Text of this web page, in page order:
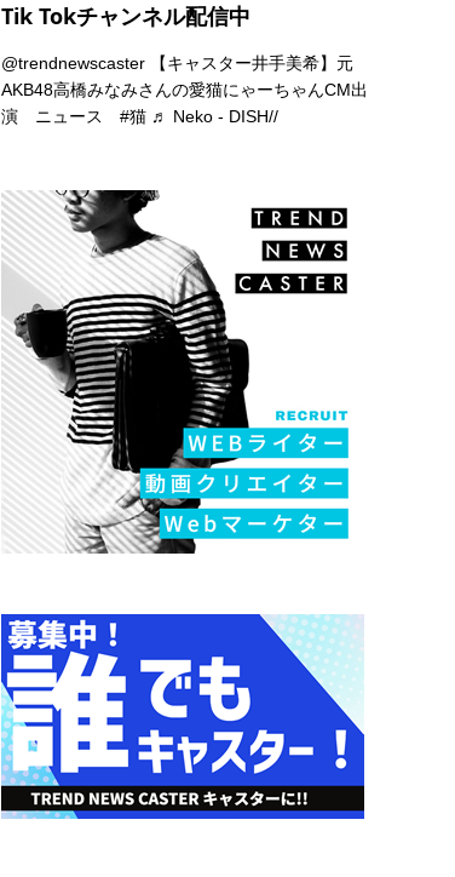
Tik Tokチャンネル配信中
@trendnewscaster 【キャスター井手美希】元
AKB48高橋みなみさんの愛猫にゃーちゃんCM出
演 ニュース#猫 ♬ Neko - DISH//